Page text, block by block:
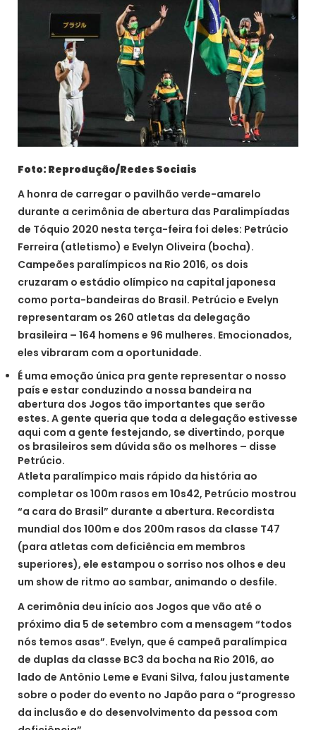
Foto: Reprodução/Redes Sociais
A honra de carregar o pavilhão verde-amarelo
durante a cerimônia de abertura das Paralimpíadas
de Tóquio 2020 nesta terça-feira foi deles: Petrúcio
Ferreira (atletismo) e Evelyn Oliveira (bocha).
Campeões paralímpicos na Rio 2016, os dois
cruzaram o estádio olímpico na capital japonesa
como porta-bandeiras do Brasil. Petrúcio e Evelyn
representaram os 260 atletas da delegação
brasileira – 164 homens e 96 mulheres. Emocionados,
eles vibraram com a oportunidade.
É uma emoção única pra gente representar o nosso
país e estar conduzindo a nossa bandeira na
abertura dos Jogos tão importantes que serão
estes. A gente queria que toda a delegação estivesse
aqui com a gente festejando, se divertindo, porque
os brasileiros sem dúvida são os melhores – disse
Petrúcio.
Atleta paralímpico mais rápido da história ao
completar os 100m rasos em 10s42, Petrúcio mostrou
“a cara do Brasil” durante a abertura. Recordista
mundial dos 100m e dos 200m rasos da classe T47
(para atletas com deficiência em membros
superiores), ele estampou o sorriso nos olhos e deu
um show de ritmo ao sambar, animando o desfile.
A cerimônia deu início aos Jogos que vão até o
próximo dia 5 de setembro com a mensagem “todos
nós temos asas”. Evelyn, que é campeã paralímpica
de duplas da classe BC3 da bocha na Rio 2016, ao
lado de Antônio Leme e Evani Silva, falou justamente
sobre o poder do evento no Japão para o “progresso
da inclusão e do desenvolvimento da pessoa com